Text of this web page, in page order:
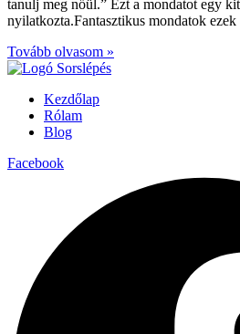
tanulj meg nőül.” Ezt a mondatot egy
nyilatkozta.Fantasztikus mondatok ezek
Tovább olvasom »
Kezdőlap
Rólam
Blog
Facebook